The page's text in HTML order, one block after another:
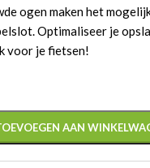
ogen maken het
Optimaliseer je
voor je fietsen!
AAN